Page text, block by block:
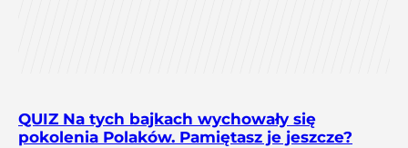
QUIZ Na tych bajkach wychowały się
pokolenia Polaków. Pamiętasz je jeszcze?